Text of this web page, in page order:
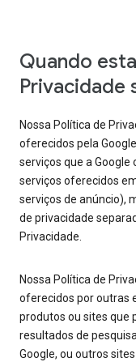
Quando
Privacidade
Nossa Política de
oferecidos pela
serviços que a
serviços oferecidos
serviços de anúncio),
de privacidade
Privacidade.
Nossa Política de
oferecidos por outras
produtos ou sites que
resultados de
Google, ou outros